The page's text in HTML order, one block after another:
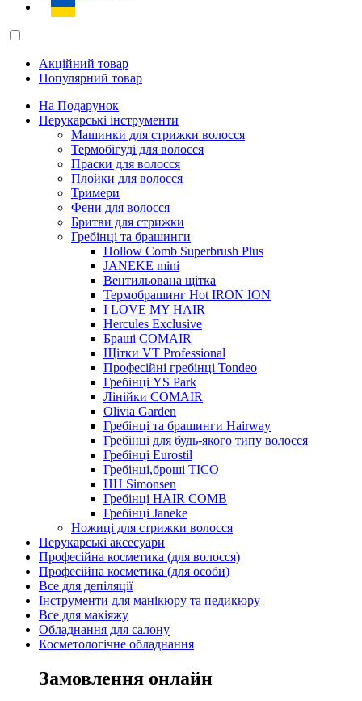
Акційний товар
Популярний товар
На Подарунок
Перукарські інструменти
Машинки для стрижки волосся
Термобігуді для волосся
Праски для волосся
Плойки для волосся
Тримери
Фени для волосся
Бритви для стрижки
Гребінці та брашинги
Hollow Comb Superbrush Plus
JANEKE mini
Вентильована щітка
Термобрашинг Hot IRON ION
I LOVE MY HAIR
Hercules Exclusive
Браші COMAIR
Щітки VT Professional
Професійні гребінці Tondeo
Гребінці YS Park
Лінійки COMAIR
Olivia Garden
Гребінці та брашинги Hairway
Гребінці для будь-якого типу волосся
Гребінці Eurostil
Гребінці,броші TICO
HH Simonsen
Гребінці HAIR COMB
Гребінці Janeke
Ножиці для стрижки волосся
Перукарські аксесуари
Професійна косметика (для волосся)
Професійна косметика (для особи)
Все для депіляції
Інструменти для манікюру та педикюру
Все для макіяжу
Обладнання для салону
Косметологічне обладнання
Замовлення онлайн